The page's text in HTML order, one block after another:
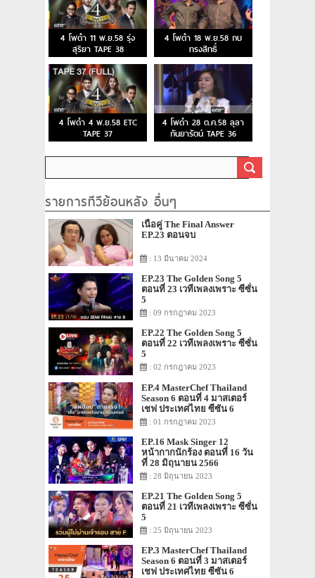
4 โพดำ 11 พ.ย.58 รุ่ง
สุริยา TAPE 38
4 โพดำ 18 พ.ย.58 กบ
ทรงสิทธิ์
4 โพดำ 4 พ.ย.58 ETC
TAPE 37
4 โพดำ 28 ต.ค.58 ลุลา
กันยารัตน์ TAPE 36
รายการทีวีย้อนหลัง อื่นๆ
เนื้อคู่ The Final Answer
EP.23 ตอนจบ
: 13 มีนาคม 2024
EP.23 The Golden Song 5
ตอนที่ 23 เวทีเพลงเพราะ ซีซั่น
5
: 09 กรกฎาคม 2023
EP.22 The Golden Song 5
ตอนที่ 22 เวทีเพลงเพราะ ซีซั่น
5
: 02 กรกฎาคม 2023
EP.4 MasterChef Thailand
Season 6 ตอนที่ 4 มาสเตอร์
เชฟ ประเทศไทย ซีซัน 6
: 01 กรกฎาคม 2023
EP.16 Mask Singer 12
หน้ากากนักร้อง ตอนที่ 16 วัน
ที่ 28 มิถุนายน 2566
: 28 มิถุนายน 2023
EP.21 The Golden Song 5
ตอนที่ 21 เวทีเพลงเพราะ ซีซั่น
5
: 25 มิถุนายน 2023
EP.3 MasterChef Thailand
Season 6 ตอนที่ 3 มาสเตอร์
เชฟ ประเทศไทย ซีซัน 6